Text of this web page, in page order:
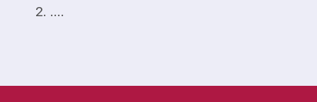
2. ....